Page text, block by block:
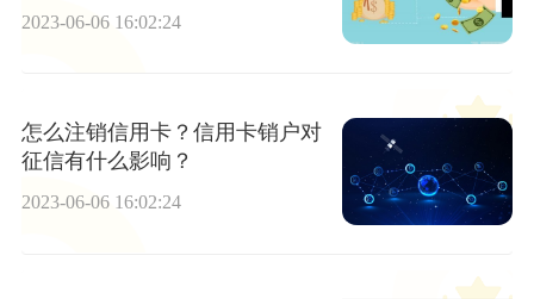
2023-06-06 16:02:24
怎么注销信用卡？信用卡销户对
征信有什么影响？
2023-06-06 16:02:24